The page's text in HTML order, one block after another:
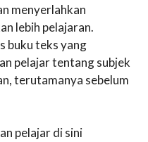
menyerlahkan
lebih pelajaran.
buku teks yang
pelajar tentang subjek
terutamanya sebelum
pelajar di sini